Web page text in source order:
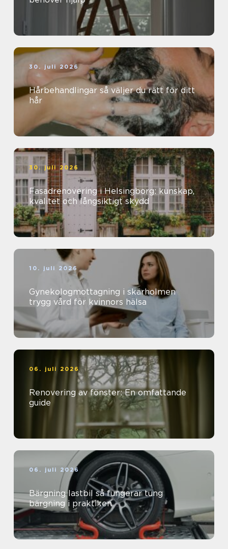
30. juli 2026
Hårbehandlingar så väljer du rätt för ditt
hår
30. juli 2026
Fasadrenovering i Helsingborg: kunskap,
kvalitet och långsiktigt skydd
10. juli 2026
Gynekologmottagning i skärholmen
trygg vård för kvinnors hälsa
06. juli 2026
Renovering av fönster: En omfattande
guide
06. juli 2026
Bärgning lastbil så fungerar tung
bärgning i praktiken